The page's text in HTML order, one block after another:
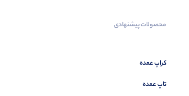
محصولات پیشنهادی
کراپ عمده
تاپ عمده